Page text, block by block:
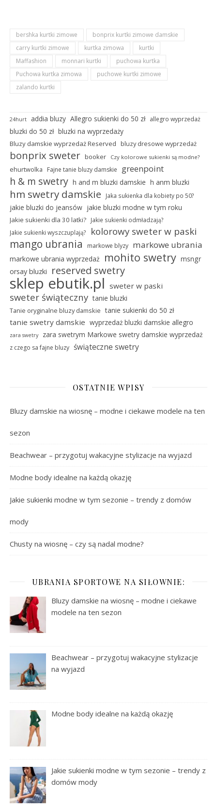
bershka kurtki zimowe
bonprix kurtki zimowe damskie
carry kurtki zimowe
kurtka zimowa
kurtki
Maffashion
monnari kurtki
puchowa kurtka
Puchowa kurtka zimowa
puchowe kurtki zimowe
zalando kurtki
24hurt addia bluzy Allegro sukienki do 50 zł allegro wyprzedaż
bluzki do 50 zł bluzki na wyprzedaży
Bluzy damskie wyprzedaż Reserved bluzy dresowe wyprzedaż
bonprix sweter booker Czy kolorowe sukienki są modne?
ehurtwolka Fajne tanie bluzy damskie greenpoint
h & m swetry h and m bluzki damskie h anm bluzki
hm swetry damskie Jaka sukienka dla kobiety po 50?
jakie bluzki do jeansów jakie bluzki modne w tym roku
Jakie sukienki dla 30 latki?
Jakie sukienki odmładzają?
Jakie sukienki wyszczuplają?
kolorowy sweter w paski
mango ubrania markowe blyzy markowe ubrania
markowe ubrania wyprzedaż mohito swetry msngr
orsay bluzki
reserved swetry
sklep ebutik.pl sweter w paski
sweter świąteczny tanie bluzki
Tanie oryginalne bluzy damskie tanie sukienki do 50 zł
tanie swetry damskie wyprzedaż bluzki damskie allegro
zara swetry zara swetrym Markowe swetry damskie wyprzedaż
z czego sa fajne bluzy świąteczne swetry
OSTATNIE WPISY
Bluzy damskie na wiosnę – modne i ciekawe modele na ten
sezon
Beachwear – przygotuj wakacyjne stylizacje na wyjazd
Modne body idealne na każdą okazję
Jakie sukienki modne w tym sezonie – trendy z domów
mody
Chusty na wiosnę – czy są nadal modne?
UBRANIA SPORTOWE NA SIŁOWNIE:
Bluzy damskie na wiosnę – modne i ciekawe
modele na ten sezon
Beachwear – przygotuj wakacyjne stylizacje
na wyjazd
Modne body idealne na każdą okazję
Jakie sukienki modne w tym sezonie – trendy z
domów mody